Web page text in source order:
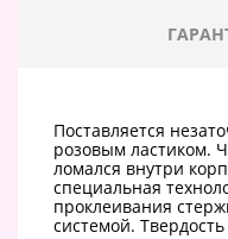
Поставляется
розовым ластиком.
ломался внутри
специальная
проклеивания
системой.